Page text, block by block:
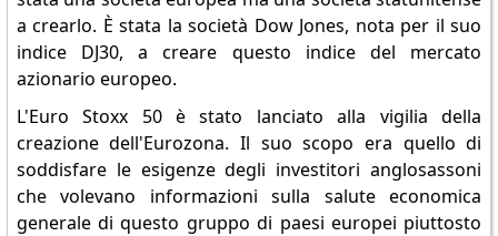
a crearlo. È stata la società Dow Jones, nota per il suo
indice DJ30, a creare questo indice del mercato
azionario europeo.
L'Euro Stoxx 50 è stato lanciato alla vigilia della
creazione dell'Eurozona. Il suo scopo era quello di
soddisfare le esigenze degli investitori anglosassoni
che volevano informazioni sulla salute economica
generale di questo gruppo di paesi europei piuttosto